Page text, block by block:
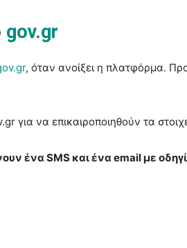
gov.gr
, όταν ανοίξει η πλατφόρμα.
για να επικαιροποιηθούν τα
ένα SMS και ένα email με